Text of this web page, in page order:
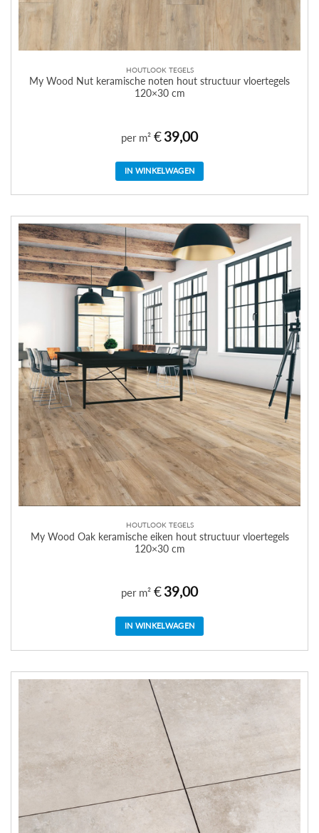
HOUTLOOK TEGELS
My Wood Nut keramische noten hout structuur vloertegels
120×30 cm
per m² €39,00
IN WINKELWAGEN
HOUTLOOK TEGELS
My Wood Oak keramische eiken hout structuur vloertegels
120×30 cm
per m² €39,00
IN WINKELWAGEN